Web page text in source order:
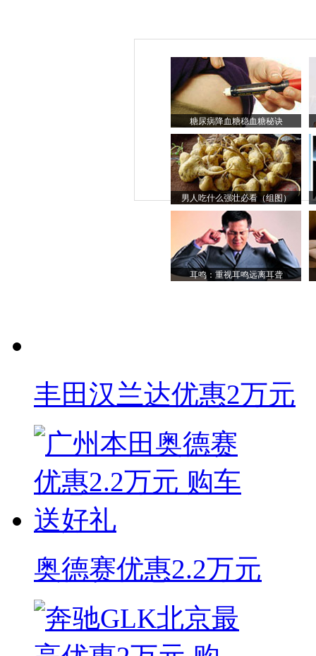
糖尿病降血糖稳血糖秘诀
男人吃什么强壮必看（组图）
耳鸣：重视耳鸣远离耳聋
丰田汉兰达优惠2万元
奥德赛优惠2.2万元